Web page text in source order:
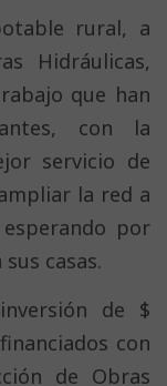
rural, a
Hidráulicas,
que han
con la
servicio de
la red a
por
casas.
de $
con
de Obras